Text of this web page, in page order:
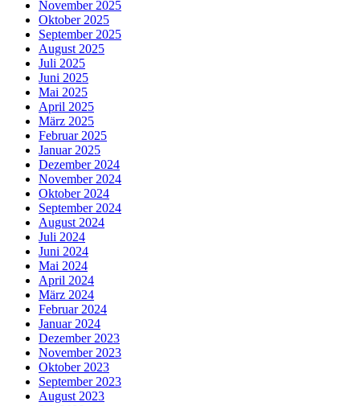
November 2025
Oktober 2025
September 2025
August 2025
Juli 2025
Juni 2025
Mai 2025
April 2025
März 2025
Februar 2025
Januar 2025
Dezember 2024
November 2024
Oktober 2024
September 2024
August 2024
Juli 2024
Juni 2024
Mai 2024
April 2024
März 2024
Februar 2024
Januar 2024
Dezember 2023
November 2023
Oktober 2023
September 2023
August 2023